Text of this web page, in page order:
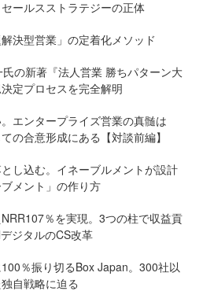
ールスストラテジーの正体
決型営業」の定着化メソッド
の新著『法人営業 勝ちパターン大
定プロセスを完全解明
エンタープライズ営業の真髄は
の合意形成にある【対談前編】
し込む。イネーブルメントが設計
メント」の作り方
％を実現。3つの柱で収益貢
ジタルのCS改革
％振り切るBox Japan。300社以
自戦略に迫る